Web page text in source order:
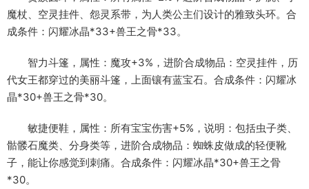
魔杖、空灵挂件、怨灵系带，为人类公主们设计的雅致头环。合
成条件：闪耀冰晶*33+兽王之骨*33。
智力斗篷，属性：魔攻+3%，进阶合成物品：空灵挂件，历
代女王都穿过的美丽斗篷，上面镶有蓝宝石。合成条件：闪耀冰
晶*30+兽王之骨*30。
敏捷便鞋，属性：所有宝宝伤害+5%，说明：包括虫子类、
骷髅石魔类、分身类等，进阶合成物品：蜘蛛皮做成的轻便靴
子，能让你感觉到刺痛。合成条件：闪耀冰晶*30+兽王之骨
*30。